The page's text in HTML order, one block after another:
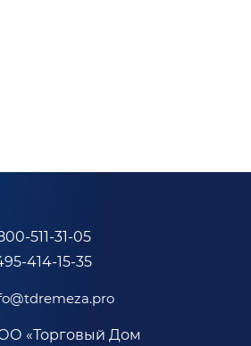
511-31-05
414-15-35
«Торговый Дом